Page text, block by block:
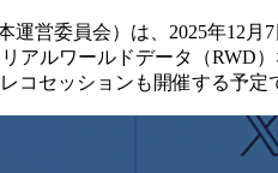
運営委員会）は、2025年12
アルワールドデータ（RWD
コセッションも開催する予